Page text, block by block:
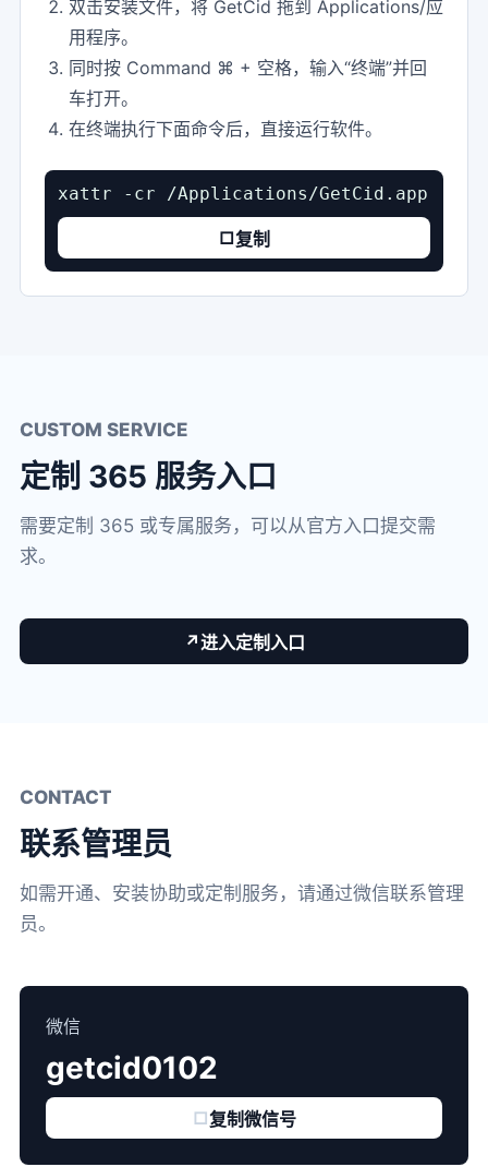
双击安装文件，将 GetCid 拖到 Applications/应
用程序。
同时按 Command ⌘ + 空格，输入“终端”并回
车打开。
在终端执行下面命令后，直接运行软件。
xattr -cr /Applications/GetCid.app
□复制
CUSTOM SERVICE
定制 365 服务入口
需要定制 365 或专属服务，可以从官方入口提交需
求。
↗进入定制入口
CONTACT
联系管理员
如需开通、安装协助或定制服务，请通过微信联系管理
员。
微信
getcid0102
□复制微信号